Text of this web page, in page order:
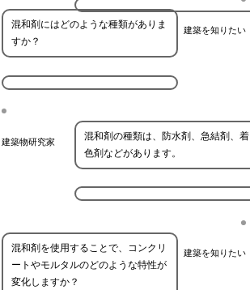
建築を知りたい
混和剤にはどのような種類がありま
すか？
建築物研究家
混和剤の種類は、防水剤、急結剤、着
色剤などがあります。
建築を知りたい
混和剤を使用することで、コンクリ
ートやモルタルのどのような特性が
変化しますか？